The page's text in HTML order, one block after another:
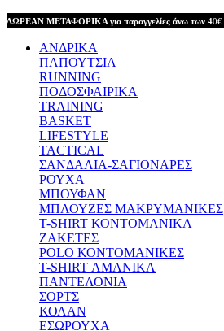
ΔΩΡΕΑΝ ΜΕΤΑΦΟΡΙΚΑ για παραγγελίες άνω των 40€
ΑΝΔΡΙΚΑ
ΠΑΠΟΥΤΣΙΑ
RUNNING
ΠΟΔΟΣΦΑΙΡΙΚΑ
TRAINING
BASKET
LIFESTYLE
TACTICAL
ΣΑΝΔΑΛΙΑ-ΣΑΓΙΟΝΑΡΕΣ
ΡΟΥΧΑ
ΜΠΟΥΦΑΝ
ΜΠΛΟΥΖΕΣ ΜΑΚΡΥΜΑΝΙΚΕΣ
T-SHIRT ΚΟΝΤΟΜΑΝΙΚΑ
ΖΑΚΕΤΕΣ
POLO ΚΟΝΤΟΜΑΝΙΚΕΣ
T-SHIRT ΑΜΑΝΙΚΑ
ΠΑΝΤΕΛΟΝΙΑ
ΣΟΡΤΣ
ΚΟΛΑΝ
ΕΣΩΡΟΥΧΑ